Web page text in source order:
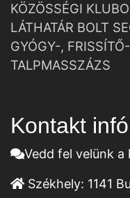
KÖZÖSSÉGI
LÁTHATÁR BOLT
GYÓGY-,
TALPMASSZÁZS
Kontakt infó
Vedd fel velünk
Székhely: 1141